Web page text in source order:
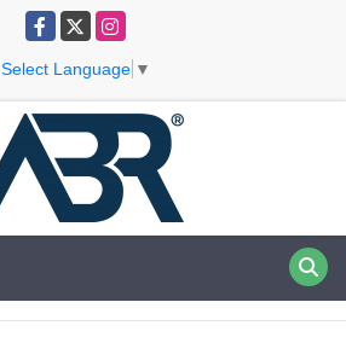
Facebook
X Instagram
Select Language ▼